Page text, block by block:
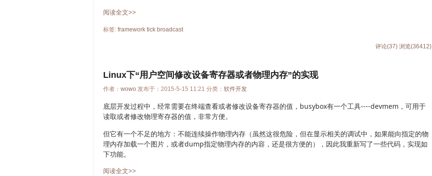
阅读全文>>
标签: framework tick broadcast
评论(37) 浏览(36412)
Linux下“用户空间修改设备寄存器或者物理内存”的实现
作者： wowo 发布于：2015-5-15 11:21 分类： 软件开发
底层开发过程中，经常需要在终端查看或者修改设备寄存器的值，busybox有一个工具----devmem，可用于
读取或者修改物理寄存器的值， 非常方便。
但它有一个不足的地方：不能连续操作物理内存（虽然这很危险，但在显示相关的调试中，如果能向指定的物
理内存加载一个图片，或者dump指定物理内存的内容，还是很方便的），因此我重新写了一些代码，实现如
下功能。
阅读全文>>